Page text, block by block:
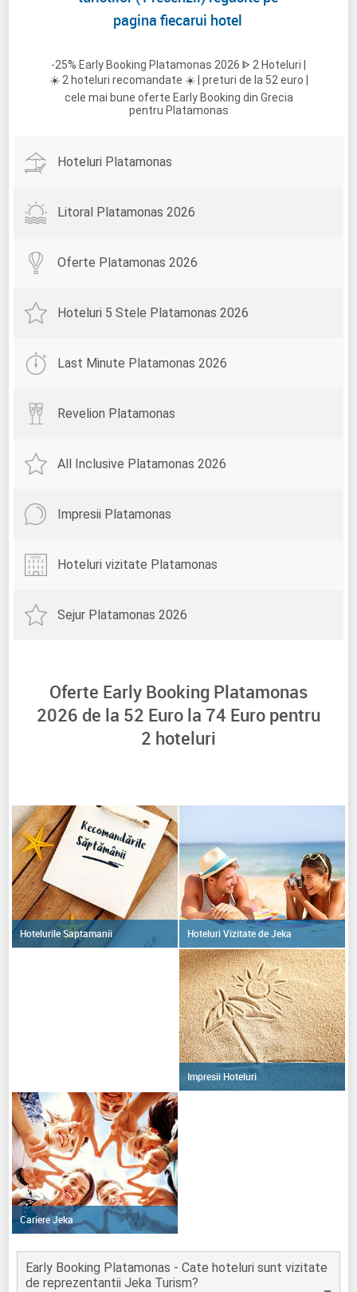
pagina fiecarui hotel
-25% Early Booking Platamonas 2026 ᐈ 2 Hoteluri |
☀️ 2 hoteluri recomandate ☀️ | preturi de la 52 euro |
cele mai bune oferte Early Booking din Grecia
pentru Platamonas
Hoteluri Platamonas
Litoral Platamonas 2026
Oferte Platamonas 2026
Hoteluri 5 Stele Platamonas 2026
Last Minute Platamonas 2026
Revelion Platamonas
All Inclusive Platamonas 2026
Impresii Platamonas
Hoteluri vizitate Platamonas
Sejur Platamonas 2026
Oferte Early Booking Platamonas
2026 de la 52 Euro la 74 Euro pentru
2 hoteluri
Hotelurile Saptamanii Hoteluri Vizitate de Jeka
Impresii Hoteluri
Cariere Jeka
Early Booking Platamonas - Cate hoteluri sunt vizitate
de reprezentantii Jeka Turism?